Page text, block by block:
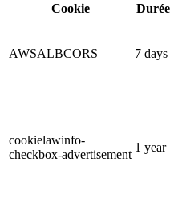
Cookie
Durée
AWSALBCORS 7 days
cookielawinfo-
checkbox-advertisement
1 year